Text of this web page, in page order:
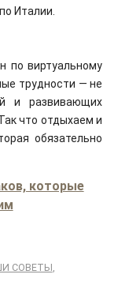
Италии.
по виртуальному
трудности — не
и развивающих
что отдыхаем и
обязательно
которые
СОВЕТЫ